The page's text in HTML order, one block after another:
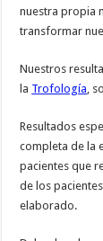
nuestra propia
transformar
Nuestros
la Trofología,
Resultados
completa de la
pacientes que
de los
elaborado.